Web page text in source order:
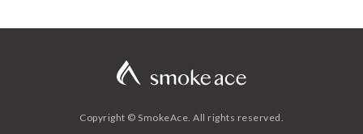
Copyright © SmokeAce. All rights reserved.